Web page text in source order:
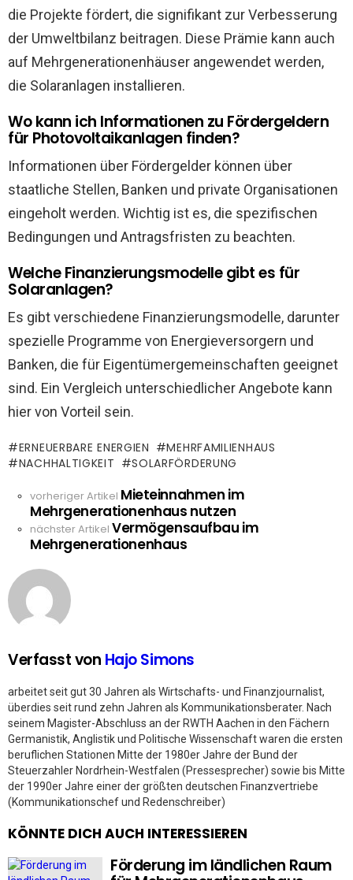
die Projekte fördert, die signifikant zur Verbesserung
der Umweltbilanz beitragen. Diese Prämie kann auch
auf Mehrgenerationenhäuser angewendet werden,
die Solaranlagen installieren.
Wo kann ich Informationen zu Fördergeldern
für Photovoltaikanlagen finden?
Informationen über Fördergelder können über
staatliche Stellen, Banken und private Organisationen
eingeholt werden. Wichtig ist es, die spezifischen
Bedingungen und Antragsfristen zu beachten.
Welche Finanzierungsmodelle gibt es für
Solaranlagen?
Es gibt verschiedene Finanzierungsmodelle, darunter
spezielle Programme von Energieversorgern und
Banken, die für Eigentümergemeinschaften geeignet
sind. Ein Vergleich unterschiedlicher Angebote kann
hier von Vorteil sein.
ERNEUERBARE ENERGIEN
MEHRFAMILIENHAUS
NACHHALTIGKEIT
SOLARFÖRDERUNG
See
more
vorheriger Artikel Mieteinnahmen im
Mehrgenerationenhaus nutzen
nächster Artikel Vermögensaufbau im
Mehrgenerationenhaus
Verfasst von Hajo Simons
arbeitet seit gut 30 Jahren als Wirtschafts- und Finanzjournalist,
überdies seit rund zehn Jahren als Kommunikationsberater. Nach
seinem Magister-Abschluss an der RWTH Aachen in den Fächern
Germanistik, Anglistik und Politische Wissenschaft waren die ersten
beruflichen Stationen Mitte der 1980er Jahre der Bund der
Steuerzahler Nordrhein-Westfalen (Pressesprecher) sowie bis Mitte
der 1990er Jahre einer der größten deutschen Finanzvertriebe
(Kommunikationschef und Redenschreiber)
KÖNNTE DICH AUCH INTERESSIEREN
Förderung im ländlichen Raum